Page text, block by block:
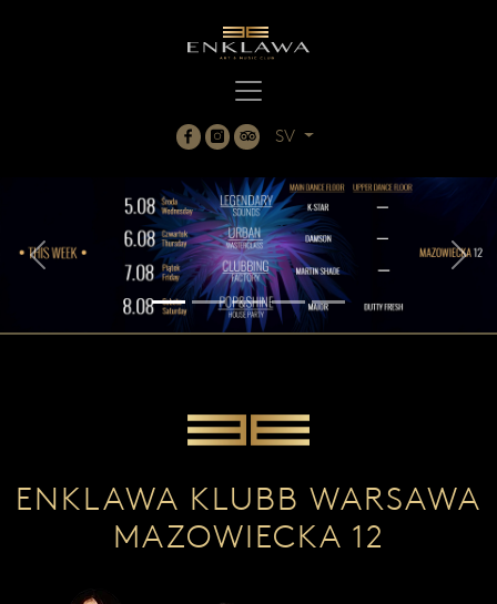
SV
Previous Next
ENKLAWA KLUBB WARSAWA
MAZOWIECKA 12